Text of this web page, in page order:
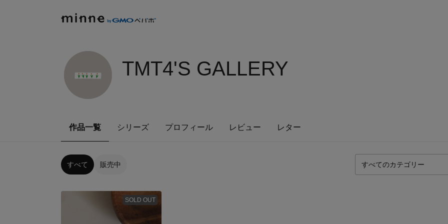
TMT4'S GALLERY
作品一覧 シリーズ プロフィール レビュー レター
すべて 販売中
SOLD OUT